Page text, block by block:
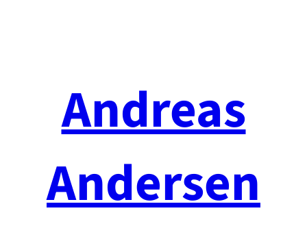
Andreas
Andersen